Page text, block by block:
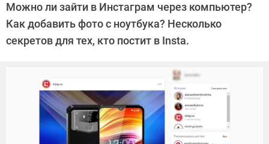
Савенко
Можно ли зайти в Инстаграм через компьютер?
Как добавить фото с ноутбука? Несколько
секретов для тех, кто постит в Insta.